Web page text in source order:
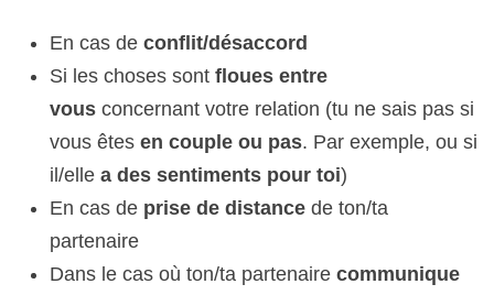
En cas de conflit/désaccord
Si les choses sont floues entre
vousconcernant votre relation (tu ne sais pas si
vous êtes en couple ou pas. Par exemple, ou si
il/elle a des sentiments pour toi)
En cas de prise de distancede ton/ta
partenaire
Dans le cas où ton/ta partenaire communique